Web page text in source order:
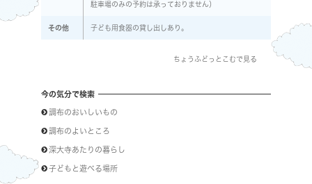
駐車場のみの予約は承っておりません）
その他 子ども用食器の貸し出しあり。
ちょうふどっとこむで見る
今の気分で検索
調布のおいしいもの
調布のよいところ
深大寺あたりの暮らし
子どもと遊べる場所